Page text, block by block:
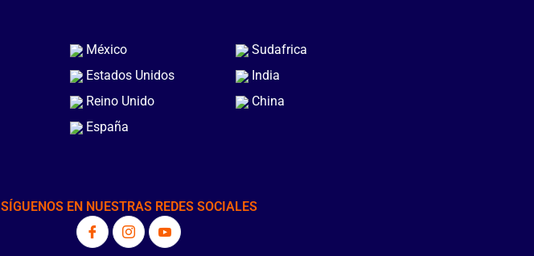
México
Estados Unidos
Reino Unido
España
Sudafrica
India
China
SÍGUENOS EN NUESTRAS REDES SOCIALES